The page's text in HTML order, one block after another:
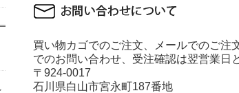
買い物カゴでのご注文、メールでのご注
でのお問い合わせ、受注確認は翌営業日
〒924-0017
石川県白山市宮永町187番地